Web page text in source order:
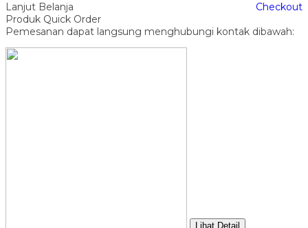
Lanjut Belanja
Checkout
Produk Quick Order
Pemesanan dapat langsung menghubungi kontak dibawah:
Lihat Detail